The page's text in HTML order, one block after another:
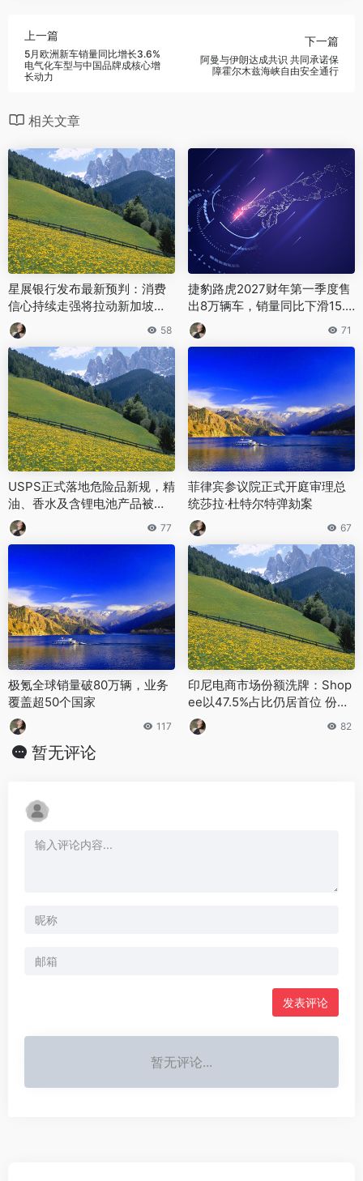
上一篇
5月欧洲新车销量同比增长3.6%
电气化车型与中国品牌成核心增
长动力
下一篇
阿曼与伊朗达成共识 共同承诺保
障霍尔木兹海峡自由安全通行
相关文章
星展银行发布最新预判：消费
信心持续走强将拉动新加坡零
售市场增长
58
捷豹路虎2027财年第一季度售
出8万辆车，销量同比下滑15.
3%
71
USPS正式落地危险品新规，精
油、香水及含锂电池产品被纳
入额外收费范围
77
菲律宾参议院正式开庭审理总
统莎拉·杜特尔特弹劾案
67
极氪全球销量破80万辆，业务
覆盖超50个国家
117
‌印尼电商市场份额洗牌：Shop
ee以47.5%占比仍居首位 份额
回落6个百分点‌
82
暂无评论
发表评论
暂无评论...